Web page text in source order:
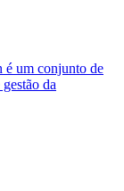
é um conjunto de
da